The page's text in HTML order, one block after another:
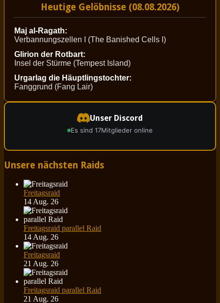
Heutige Gelöbnisse (08.08.2026)
Maj al-Ragath:
Verbannungszellen I (The Banished Cells I)
Glirion der Rotbart:
Insel der Stürme (Tempest Island)
Urgarlag die Häuptlingstochter:
Fanggrund (Fang Lair)
Unser Discord
Es sind 17Mitglieder online
Unsere nächsten Raids
Freitagsraid
14 Aug. 26
Freitagsraid parallel Raid
14 Aug. 26
Freitagsraid
21 Aug. 26
Freitagsraid parallel Raid
21 Aug. 26